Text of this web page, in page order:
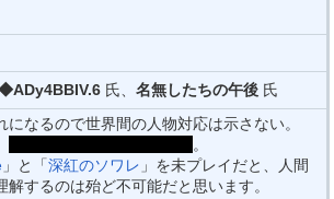
氏、 名無したちの午後 氏
になるので世界間の人物対応は示さない。
。
」と「深紅のソワレ 」を未プレイだと、人間
解するのは殆ど不可能だと思います。